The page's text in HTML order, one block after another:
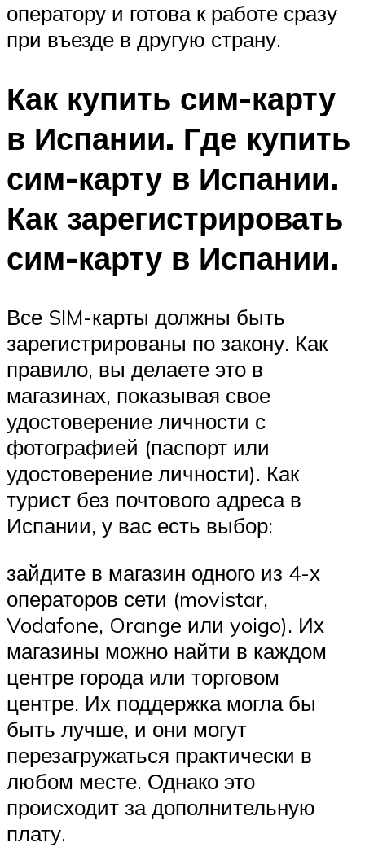
оператору и готова к работе сразу
при въезде в другую страну.
Как купить сим-карту
в Испании. Где купить
сим-карту в Испании.
Как зарегистрировать
сим-карту в Испании.
Все SIM-карты должны быть
зарегистрированы по закону. Как
правило, вы делаете это в
магазинах, показывая свое
удостоверение личности с
фотографией (паспорт или
удостоверение личности). Как
турист без почтового адреса в
Испании, у вас есть выбор:
зайдите в магазин одного из 4-х
операторов сети (movistar,
Vodafone, Orange или yoigo). Их
магазины можно найти в каждом
центре города или торговом
центре. Их поддержка могла бы
быть лучше, и они могут
перезагружаться практически в
любом месте. Однако это
происходит за дополнительную
плату.